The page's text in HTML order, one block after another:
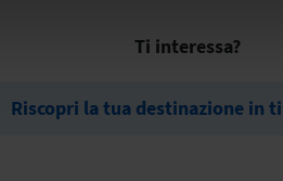
Ti interessa?
Riscopri la tua destinazione in